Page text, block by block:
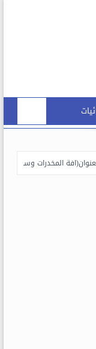
المخدرات وسبل مكافحتها)